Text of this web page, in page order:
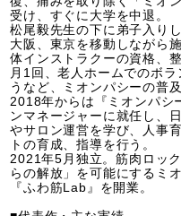
受け、すぐに大学を中退。
松尾毅先生の下に弟子入り
大阪、東京を移動しながら
体インストラクーの資格、
月1回、老人ホームでのボ
うなど、ミオンパシーの普
2018年からは『ミオンパシ
ンマネージャーに就任し、
やサロン運営を学び、人事
トの育成、指導を行う。
2021年5月独立。筋肉ロッ
らの解放」を可能にするミ
『ふわ筋Lab』を開業。